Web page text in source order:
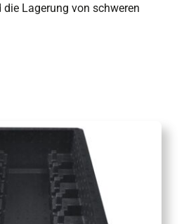
Lagerung von schweren